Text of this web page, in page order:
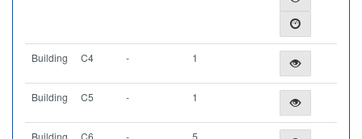
Building C4 - 1
Building C5 - 1
Building C6 - 5